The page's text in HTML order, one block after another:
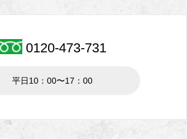
0120-473-731
平日10：00〜17：00